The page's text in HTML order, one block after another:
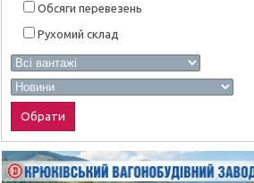
Обсяги перевезень
Рухомий склад